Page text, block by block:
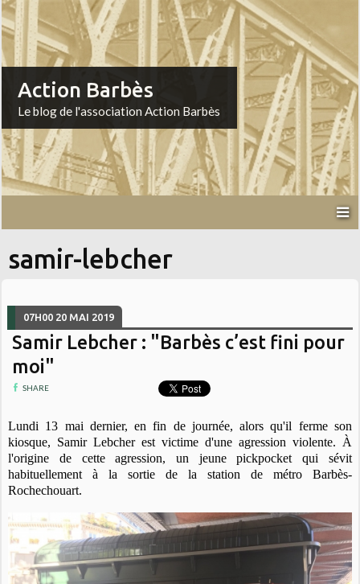
Action Barbès
Le blog de l'association Action Barbès
samir-lebcher
07H00 20 MAI 2019
Samir Lebcher : "Barbès c’est fini pour
moi"
SHARE
Lundi 13 mai dernier, en fin de journée, alors qu'il ferme son
kiosque, Samir Lebcher est victime d'une agression violente. À
l'origine de cette agression, un jeune pickpocket qui sévit
habituellement à la sortie de la station de métro Barbès-
Rochechouart.